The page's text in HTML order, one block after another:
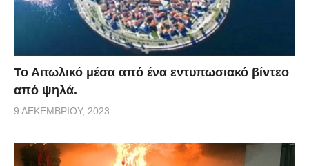
Το Αιτωλικό μέσα από ένα εντυπωσιακό βίντεο
από ψηλά.
9 ΔΕΚΕΜΒΡΊΟΥ, 2023